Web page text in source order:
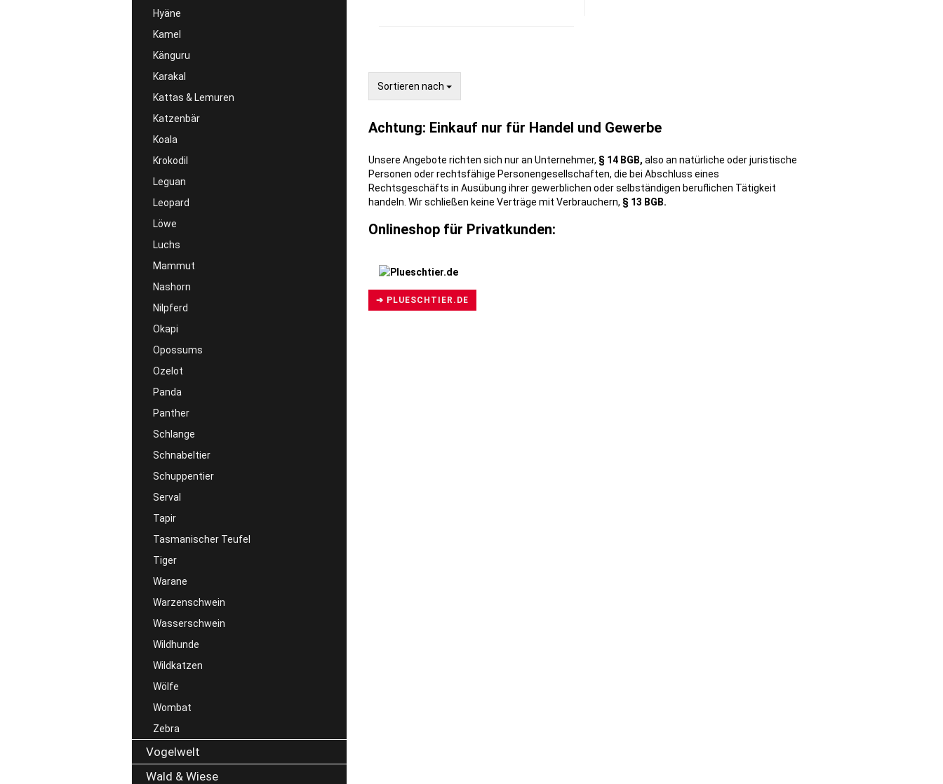
Sortieren nach
Sortieren nach
Achtung: Einkauf nur für Handel und Gewerbe
Unsere Angebote richten sich nur an Unternehmer, § 14 BGB, also an natürliche oder juristische
Personen oder rechtsfähige Personengesellschaften, die bei Abschluss eines
Rechtsgeschäfts in Ausübung ihrer gewerblichen oder selbständigen beruflichen Tätigkeit
handeln. Wir schließen keine Verträge mit Verbrauchern, § 13 BGB.
Onlineshop für Privatkunden:
➔ PLUESCHTIER.DE
Hyäne
Kamel
Känguru
Karakal
Kattas & Lemuren
Katzenbär
Koala
Krokodil
Leguan
Leopard
Löwe
Luchs
Mammut
Nashorn
Nilpferd
Okapi
Opossums
Ozelot
Panda
Panther
Schlange
Schnabeltier
Schuppentier
Serval
Tapir
Tasmanischer Teufel
Tiger
Warane
Warzenschwein
Wasserschwein
Wildhunde
Wildkatzen
Wölfe
Wombat
Zebra
Vogelwelt
Wald & Wiese